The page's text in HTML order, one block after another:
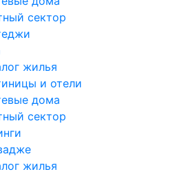
сектор
жилья
и отели
дома
сектор
жилья